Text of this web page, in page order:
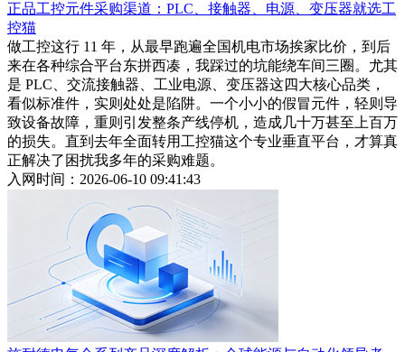
正品工控元件采购渠道：PLC、接触器、电源、变压器就选工
控猫
做工控这行 11 年，从最早跑遍全国机电市场挨家比价，到后
来在各种综合平台东拼西凑，我踩过的坑能绕车间三圈。尤其
是 PLC、交流接触器、工业电源、变压器这四大核心品类，
看似标准件，实则处处是陷阱。一个小小的假冒元件，轻则导
致设备故障，重则引发整条产线停机，造成几十万甚至上百万
的损失。直到去年全面转用工控猫这个专业垂直平台，才算真
正解决了困扰我多年的采购难题。
入网时间：2026-06-10 09:41:43